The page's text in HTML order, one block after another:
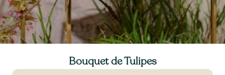
Bouquet de Tulipes